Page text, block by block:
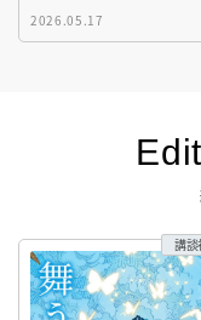
2026.05.17
講談